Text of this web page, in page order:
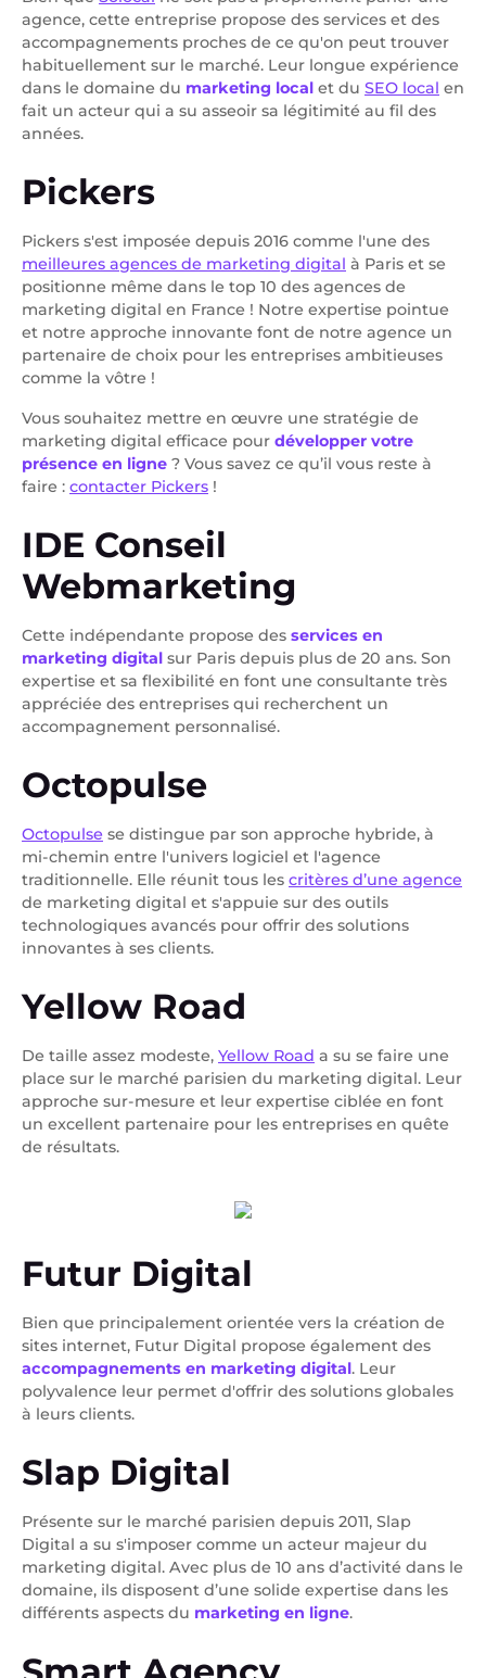
agence, cette entreprise propose des services et des
accompagnements proches de ce qu'on peut trouver
habituellement sur le marché. Leur longue expérience
dans le domaine du marketing local et du SEO local en
fait un acteur qui a su asseoir sa légitimité au fil des
années.
Pickers
Pickers s'est imposée depuis 2016 comme l'une des
meilleures agences de marketing digital à Paris et se
positionne même dans le top 10 des agences de
marketing digital en France ! Notre expertise pointue
et notre approche innovante font de notre agence un
partenaire de choix pour les entreprises ambitieuses
comme la vôtre !
Vous souhaitez mettre en œuvre une stratégie de
marketing digital efficace pour développer votre
présence en ligne ? Vous savez ce qu’il vous reste à
faire : contacter Pickers !
IDE Conseil
Webmarketing
Cette indépendante propose des services en
marketing digital sur Paris depuis plus de 20 ans. Son
expertise et sa flexibilité en font une consultante très
appréciée des entreprises qui recherchent un
accompagnement personnalisé.
Octopulse
Octopulse se distingue par son approche hybride, à
mi-chemin entre l'univers logiciel et l'agence
traditionnelle. Elle réunit tous les critères d’une agence
de marketing digital et s'appuie sur des outils
technologiques avancés pour offrir des solutions
innovantes à ses clients.
Yellow Road
De taille assez modeste, Yellow Road a su se faire une
place sur le marché parisien du marketing digital. Leur
approche sur-mesure et leur expertise ciblée en font
un excellent partenaire pour les entreprises en quête
de résultats.
Futur Digital
Bien que principalement orientée vers la création de
sites internet, Futur Digital propose également des
accompagnements en marketing digital. Leur
polyvalence leur permet d'offrir des solutions globales
à leurs clients.
Slap Digital
Présente sur le marché parisien depuis 2011, Slap
Digital a su s'imposer comme un acteur majeur du
marketing digital. Avec plus de 10 ans d’activité dans le
domaine, ils disposent d’une solide expertise dans les
différents aspects du marketing en ligne.